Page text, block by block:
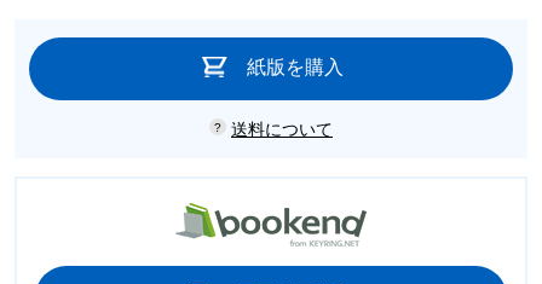
紙版を購入
送料について